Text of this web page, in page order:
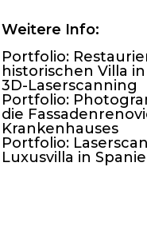
Weitere Info:
Portfolio:
historischen Villa
3D-Laserscanning
Portfolio:
die
Krankenhauses
Portfolio:
Luxusvilla in